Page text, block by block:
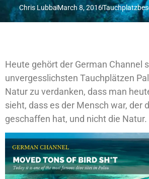
Chris LubbaMarch 8, 2016
Heute gehört der German Channel
unvergesslichsten Tauchplätzen
Natur zu verdanken, dass man
sieht, dass es der Mensch war, der
geschaffen hat, und nicht die Natur.